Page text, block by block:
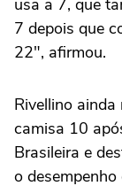
usa a 7, que
7 depois que
22", afirmou.
Rivellino ainda
camisa 10
Brasileira e
o